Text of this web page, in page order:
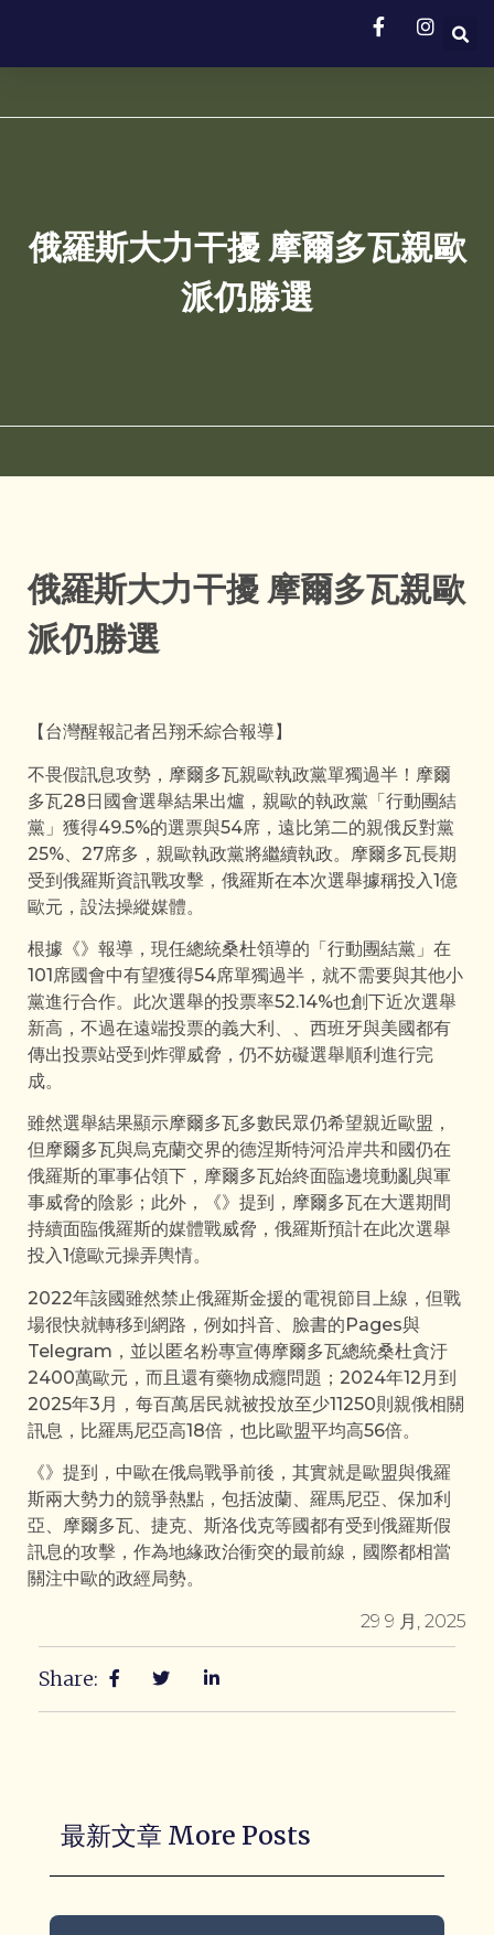
俄羅斯大力干擾 摩爾多瓦親歐
派仍勝選
俄羅斯大力干擾 摩爾多瓦親歐
派仍勝選
【台灣醒報記者呂翔禾綜合報導】
不畏假訊息攻勢，摩爾多瓦親歐執政黨單獨過半！摩爾
多瓦28日國會選舉結果出爐，親歐的執政黨「行動團結
黨」獲得49.5%的選票與54席，遠比第二的親俄反對黨
25%、27席多，親歐執政黨將繼續執政。摩爾多瓦長期
受到俄羅斯資訊戰攻擊，俄羅斯在本次選舉據稱投入1億
歐元，設法操縱媒體。
根據《》報導，現任總統桑杜領導的「行動團結黨」在
101席國會中有望獲得54席單獨過半，就不需要與其他小
黨進行合作。此次選舉的投票率52.14%也創下近次選舉
新高，不過在遠端投票的義大利、、西班牙與美國都有
傳出投票站受到炸彈威脅，仍不妨礙選舉順利進行完
成。
雖然選舉結果顯示摩爾多瓦多數民眾仍希望親近歐盟，
但摩爾多瓦與烏克蘭交界的德涅斯特河沿岸共和國仍在
俄羅斯的軍事佔領下，摩爾多瓦始終面臨邊境動亂與軍
事威脅的陰影；此外，《》提到，摩爾多瓦在大選期間
持續面臨俄羅斯的媒體戰威脅，俄羅斯預計在此次選舉
投入1億歐元操弄輿情。
2022年該國雖然禁止俄羅斯金援的電視節目上線，但戰
場很快就轉移到網路，例如抖音、臉書的Pages與
Telegram，並以匿名粉專宣傳摩爾多瓦總統桑杜貪汙
2400萬歐元，而且還有藥物成癮問題；2024年12月到
2025年3月，每百萬居民就被投放至少11250則親俄相關
訊息，比羅馬尼亞高18倍，也比歐盟平均高56倍。
《》提到，中歐在俄烏戰爭前後，其實就是歐盟與俄羅
斯兩大勢力的競爭熱點，包括波蘭、羅馬尼亞、保加利
亞、摩爾多瓦、捷克、斯洛伐克等國都有受到俄羅斯假
訊息的攻擊，作為地緣政治衝突的最前線，國際都相當
關注中歐的政經局勢。
29 9 月, 2025
Share:
最新文章 More Posts